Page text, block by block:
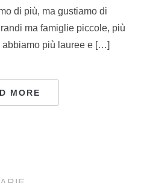
di più, ma gustiamo di
ma famiglie piccole, più
abbiamo più lauree e […]
MORE